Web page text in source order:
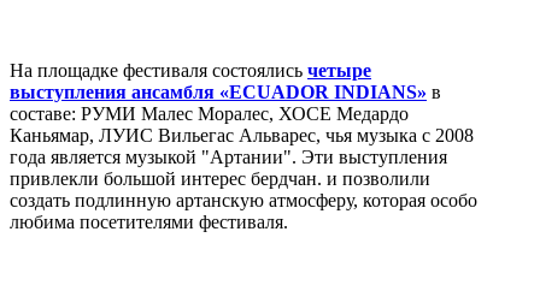
На площадке фестиваля состоялись четыре
выступления ансамбля «ECUADOR INDIANS» в
составе: РУМИ Малес Моралес, ХОСЕ Медардо
Каньямар, ЛУИС Вильегас Альварес, чья музыка с 2008
года является музыкой "Артании". Эти выступления
привлекли большой интерес бердчан. и позволили
создать подлинную артанскую атмосферу, которая особо
любима посетителями фестиваля.